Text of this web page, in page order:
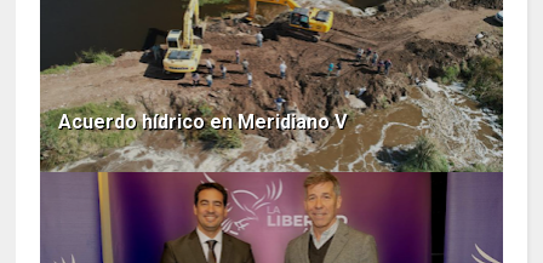
Acuerdo hídrico en Meridiano V